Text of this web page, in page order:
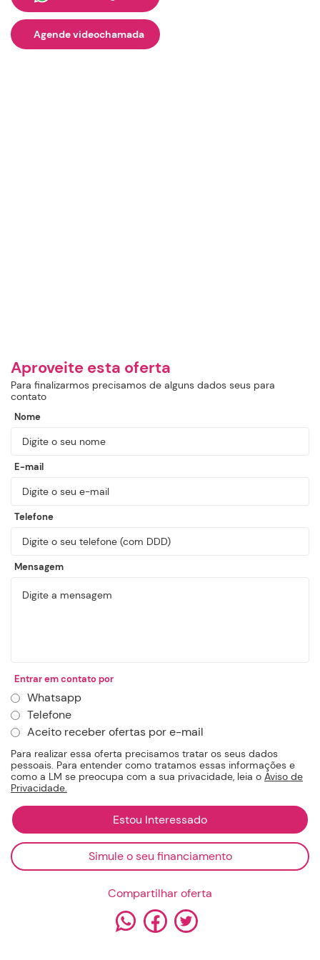
Agende videochamada
Aproveite esta oferta
Para finalizarmos precisamos de alguns dados seus para
contato
Nome
E-mail
Telefone
Mensagem
Entrar em contato por
Whatsapp
Telefone
Aceito receber ofertas por e-mail
Para realizar essa oferta precisamos tratar os seus dados
pessoais. Para entender como tratamos essas informações e
como a LM se preocupa com a sua privacidade, leia o Aviso de
Privacidade.
Simule o seu financiamento
Compartilhar oferta